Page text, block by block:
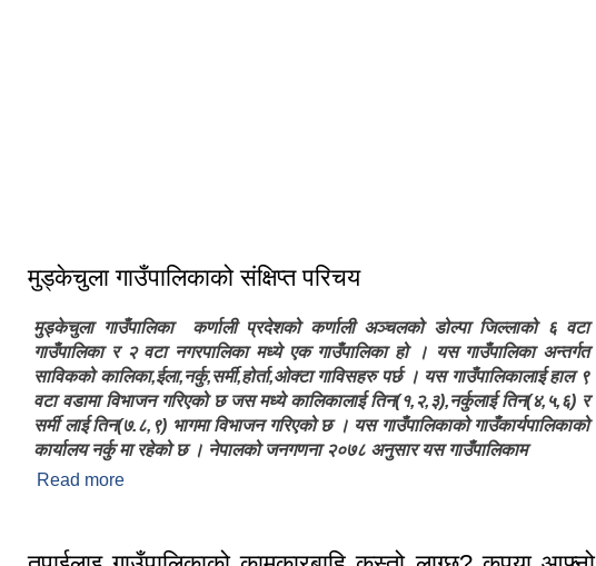
मुड्केचुला गाउँपालिकाको संक्षिप्त परिचय
मुड्केचुला गाउँपालिका कर्णाली प्रदेशको कर्णाली अञ्चलको डोल्पा जिल्लाको ६ वटा
गाउँपालिका र २ वटा नगरपालिका मध्ये एक गाउँपालिका हो । यस गाउँपालिका अन्तर्गत
साविकको कालिका,ईला,नर्कु,सर्मी,होर्ता,ओक्टा गाविसहरु पर्छ । यस गाउँपालिकालाई हाल ९
वटा वडामा विभाजन गरिएको छ जस मध्ये कालिकालाई तिन(१,२,३),नर्कुलाई तिन(४,५,६) र
सर्मी लाई तिन(७.८,९) भागमा विभाजन गरिएको छ । यस गाउँपालिकाको गाउँकार्यपालिकाको
कार्यालय नर्कु मा रहेको छ । नेपालको जनगणना २०७८ अनुसार यस गाउँपालिकाम
Read more